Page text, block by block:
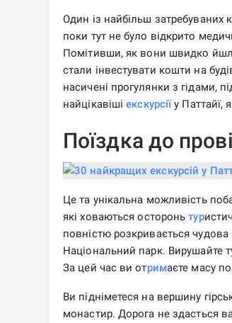
Один із найбільш затребуваних
поки тут не було відкрито
Помітивши, як вони швидко
стали інвестувати кошти на
насичені прогулянки з гідами,
найцікавішіекскурсіїу Паттайї,
Поїздка до
Це та унікальна можливість
які ховаються остороньтур
повністю розкривається
Національний парк. Вирушайте
За цей час ви отримаєте масу
Ви підніметеся на вершину
монастир. Дорога не здасться